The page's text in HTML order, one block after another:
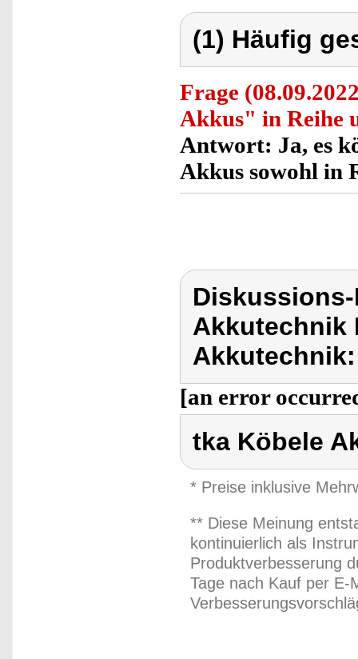
(1) Häufig
Frage
Akkus" in Reihe
Antwort: Ja, es
Akkus sowohl in
Akkutechnik
Akkutechnik:
[an error
tka Köbele
* Preise inklusive
** Diese Meinung
kontinuierlich als
Produktverbesserung
Tage nach Kauf per E-